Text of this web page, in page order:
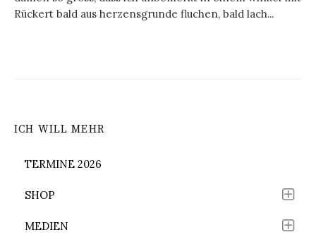
Rückert bald aus herzensgrunde fluchen, bald lach...
ICH WILL MEHR
TERMINE 2026
SHOP
MEDIEN